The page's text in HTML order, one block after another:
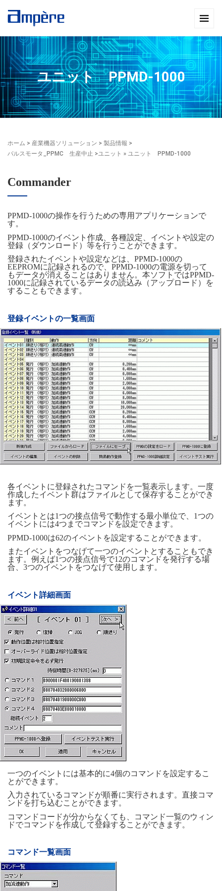
ユニット PPMD-1000
ホーム > 産業機器ソリューション > 製品情報 >
パルスモータ_PPMC 生産中止 >ユニット » ユニット PPMD-1000
Commander
PPMD-1000の操作を行うための専用アプリケーションで
す。
PPMD-1000のイベント作成、各種設定、イベントや設定の
登録（ダウンロード）等を行うことができます。
登録されたイベントや設定などは、PPMD-1000の
EEPROMに記録されるので、PPMD-1000の電源を切って
もデータが消えることはありません。本ソフトではPPMD-
1000に記録されているデータの読込み（アップロード）を
することもできます。
登録イベントの一覧画面
各イベントに登録されたコマンドを一覧表示します。一度
作成したイベント群はファイルとして保存することができ
ます。
イベントとは1つの接点信号で動作する最小単位で、1つの
イベントには4つまでコマンドを設定できます。
PPMD-1000は62のイベントを設定することができます。
またイベントをつなげて一つのイベントとすることもでき
ます。例えば1つの接点信号で12のコマンドを発行する場
合、3つのイベントをつなげて使用します。
イベント詳細画面
一つのイベントには基本的に4個のコマンドを設定するこ
とができます。
入力されているコマンドが順番に実行されます。直接コマ
ンドを打ち込むことができます。
コマンドコードが分からなくても、コマンド一覧のウィン
ドでコマンドを作成して登録することができます。
コマンド一覧画面